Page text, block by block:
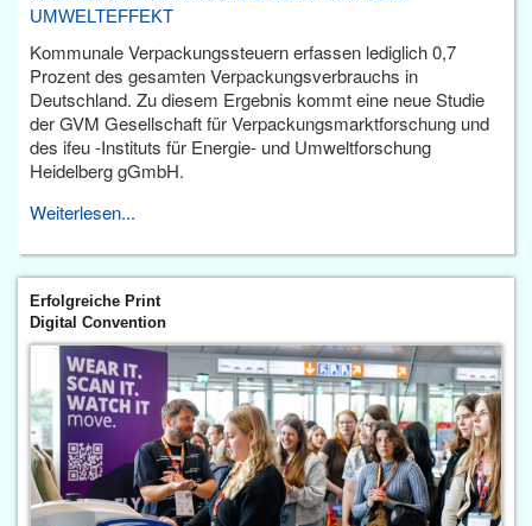
UMWELTEFFEKT
Kommunale Verpackungssteuern erfassen lediglich 0,7
Prozent des gesamten Verpackungsverbrauchs in
Deutschland. Zu diesem Ergebnis kommt eine neue Studie
der GVM Gesellschaft für Verpackungsmarktforschung und
des ifeu -Instituts für Energie- und Umweltforschung
Heidelberg gGmbH.
Weiterlesen...
Erfolgreiche Print
Digital Convention